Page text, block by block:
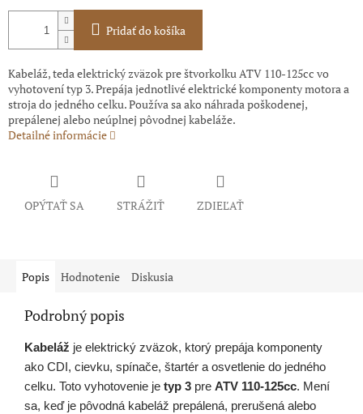
Pridať do košíka
Kabeláž, teda elektrický zväzok pre štvorkolku ATV 110-125cc vo
vyhotovení typ 3. Prepája jednotlivé elektrické komponenty motora a
stroja do jedného celku. Používa sa ako náhrada poškodenej,
prepálenej alebo neúplnej pôvodnej kabeláže.
Detailné informácie
OPÝTAŤ SA STRÁŽIŤ ZDIEĽAŤ
Popis Hodnotenie Diskusia
Podrobný popis
Kabeláž je elektrický zväzok, ktorý prepája komponenty
ako CDI, cievku, spínače, štartér a osvetlenie do jedného
celku. Toto vyhotovenie je typ 3 pre ATV 110-125cc. Mení
sa, keď je pôvodná kabeláž prepálená, prerušená alebo